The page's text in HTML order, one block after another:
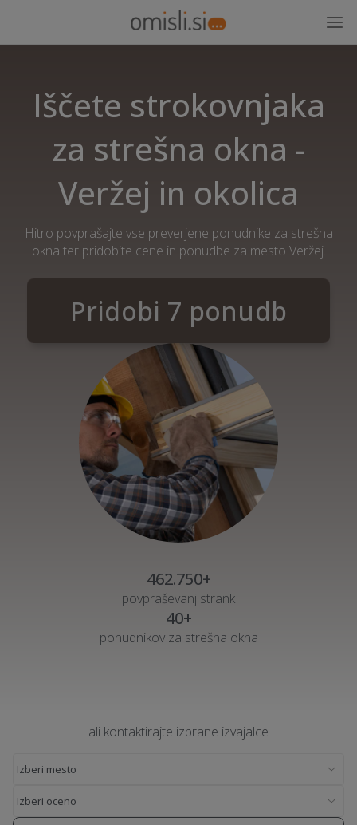
Iščete strokovnjaka
za strešna okna -
Veržej in okolica
Hitro povprašajte vse preverjene ponudnike za strešna
okna ter pridobite cene in ponudbe za mesto Veržej.
Pridobi 7 ponudb
462.750+
povpraševanj strank
40+
ponudnikov za strešna okna
ali kontaktirajte izbrane izvajalce